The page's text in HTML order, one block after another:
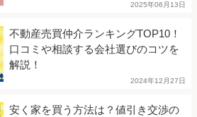
2025年06月13日
不動産売買仲介ランキングTOP10！
口コミや相談する会社選びのコツを
解説！
2024年12月27日
安く家を買う方法は？値引き交渉の